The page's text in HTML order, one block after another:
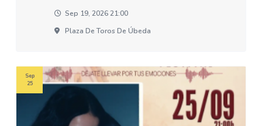
Sep 19, 2026 21:00
Plaza De Toros De Úbeda
Sep
25